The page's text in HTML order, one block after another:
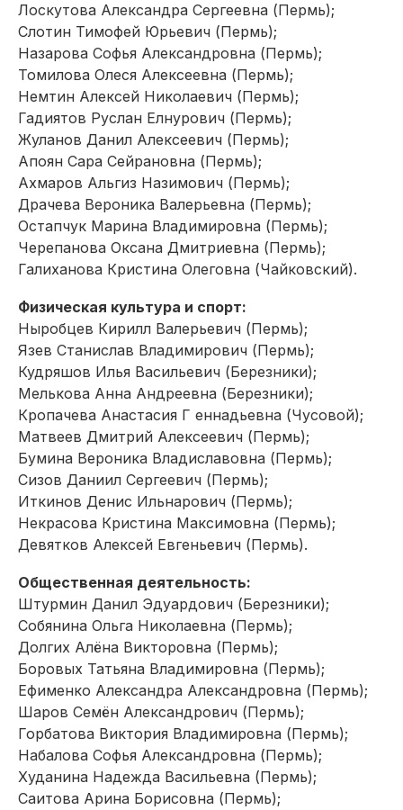
Лоскутова Александра Сергеевна (Пермь);
Слотин Тимофей Юрьевич (Пермь);
Назарова Софья Александровна (Пермь);
Томилова Олеся Алексеевна (Пермь);
Немтин Алексей Николаевич (Пермь);
Гадиятов Руслан Елнурович (Пермь);
Жуланов Данил Алексеевич (Пермь);
Апоян Сара Сейрановна (Пермь);
Ахмаров Альгиз Назимович (Пермь);
Драчева Вероника Валерьевна (Пермь);
Остапчук Марина Владимировна (Пермь);
Черепанова Оксана Дмитриевна (Пермь);
Галиханова Кристина Олеговна (Чайковский).
Физическая культура и спорт:
Ныробцев Кирилл Валерьевич (Пермь);
Язев Станислав Владимирович (Пермь);
Кудряшов Илья Васильевич (Березники);
Мелькова Анна Андреевна (Березники);
Кропачева Анастасия Г еннадьевна (Чусовой);
Матвеев Дмитрий Алексеевич (Пермь);
Бумина Вероника Владиславовна (Пермь);
Сизов Даниил Сергеевич (Пермь);
Иткинов Денис Ильнарович (Пермь);
Некрасова Кристина Максимовна (Пермь);
Девятков Алексей Евгеньевич (Пермь).
Общественная деятельность:
Штурмин Данил Эдуардович (Березники);
Собянина Ольга Николаевна (Пермь);
Долгих Алёна Викторовна (Пермь);
Боровых Татьяна Владимировна (Пермь);
Ефименко Александра Александровна (Пермь);
Шаров Семён Александрович (Пермь);
Горбатова Виктория Владимировна (Пермь);
Набалова Софья Александровна (Пермь);
Худанина Надежда Васильевна (Пермь);
Саитова Арина Борисовна (Пермь);